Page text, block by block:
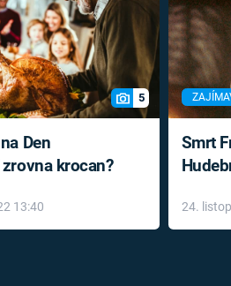
5
Den
krocan?
13:40
Smrt
léky
24.